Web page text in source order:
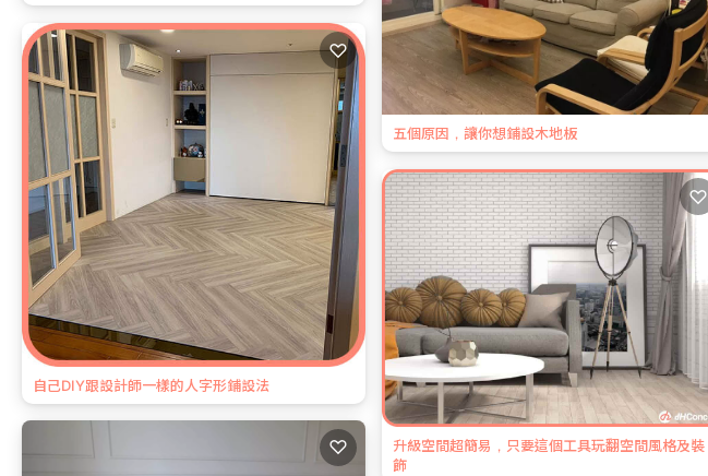
五個原因，讓你想鋪設木地板
自己DIY跟設計師一樣的人字形鋪設法
♡
升級空間超簡易，只要這個工具玩翻空間風格及裝
飾
♡
♡